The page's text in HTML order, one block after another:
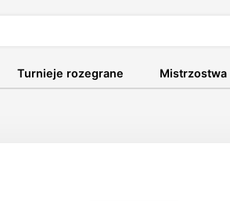
Turnieje rozegrane Mistrzostwa